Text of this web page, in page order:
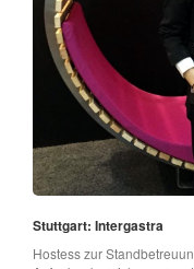
Stuttgart: Intergastra
Hostess zur